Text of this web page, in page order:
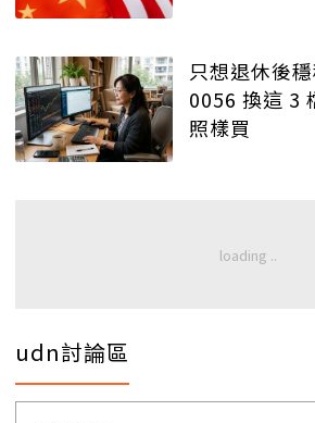
只想退休後
0056 換這 3
照樣買
udn討論區